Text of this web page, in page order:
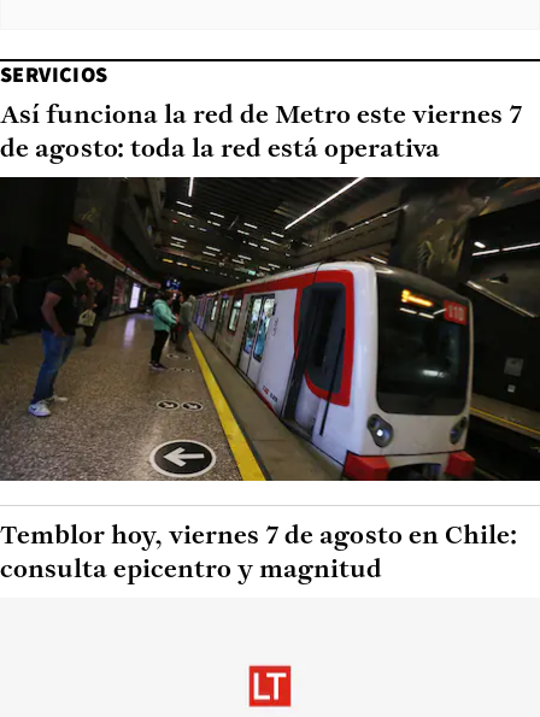
SERVICIOS
Así funciona la red de Metro este viernes 7
de agosto: toda la red está operativa
Temblor hoy, viernes 7 de agosto en Chile:
consulta epicentro y magnitud